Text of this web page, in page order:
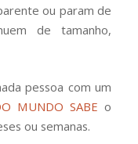
ou param de
de tamanho,
pessoa com um
MUNDO SABE o
ou semanas.